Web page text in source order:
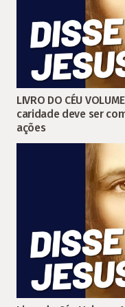
LIVRO DO CÉU
caridade deve ser
ações